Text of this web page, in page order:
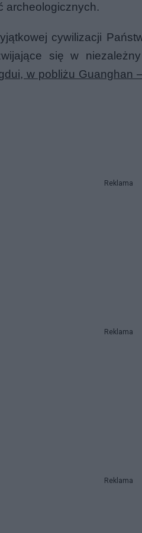
archeologicznych.
cywilizacji
się w
w pobliżu Guanghan
Reklama
Reklama
Reklama